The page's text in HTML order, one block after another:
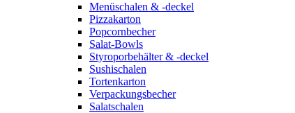
Menüschalen & -deckel
Pizzakarton
Popcornbecher
Salat-Bowls
Styroporbehälter & -deckel
Sushischalen
Tortenkarton
Verpackungsbecher
Salatschalen